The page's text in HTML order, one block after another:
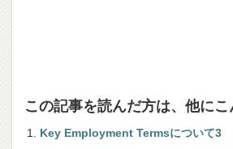
この記事を読んだ方は、他に
Key Employment Termsについて3